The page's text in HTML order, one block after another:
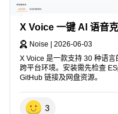
X Voice 一键 AI 语音
Noise
2026-06-03
X Voice 是一款支持 30 种语
跨平台环境。安装需先检查
GitHub 链接及网盘资源。
3